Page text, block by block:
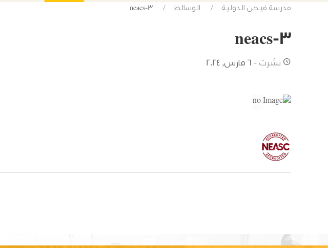
مدرسة فيجن الدولية الوسائط neacs-3
neacs-3
نشرت -